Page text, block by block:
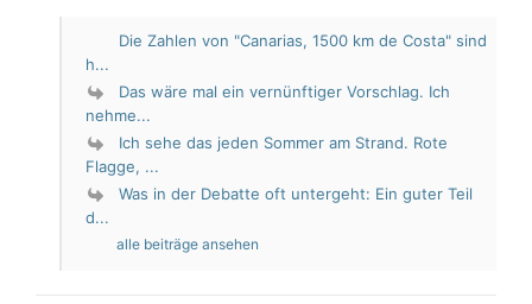
Die Zahlen von "Canarias, 1500 km de Costa" sind
h...
Das wäre mal ein vernünftiger Vorschlag. Ich
nehme...
Ich sehe das jeden Sommer am Strand. Rote
Flagge, ...
Was in der Debatte oft untergeht: Ein guter Teil
d...
alle beiträge ansehen